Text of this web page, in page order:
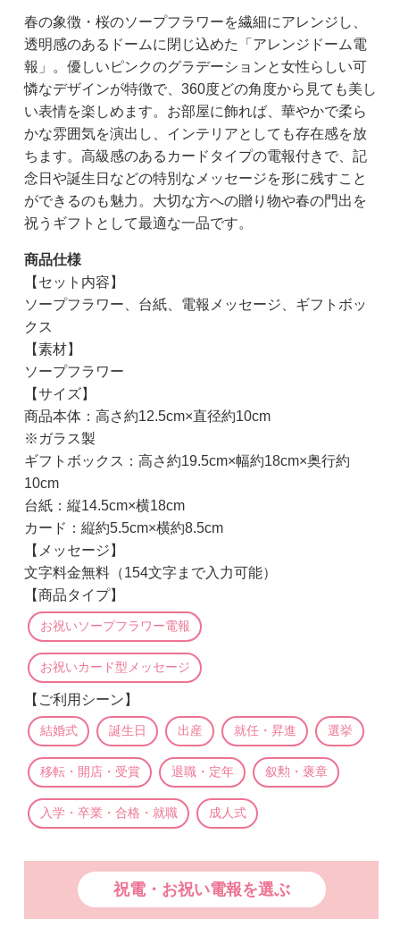
春の象徴・桜のソープフラワーを繊細にアレンジし、
透明感のあるドームに閉じ込めた「アレンジドーム電
報」。優しいピンクのグラデーションと女性らしい可
憐なデザインが特徴で、360度どの角度から見ても美し
い表情を楽しめます。お部屋に飾れば、華やかで柔ら
かな雰囲気を演出し、インテリアとしても存在感を放
ちます。高級感のあるカードタイプの電報付きで、記
念日や誕生日などの特別なメッセージを形に残すこと
ができるのも魅力。大切な方への贈り物や春の門出を
祝うギフトとして最適な一品です。
商品仕様
【セット内容】
ソープフラワー、台紙、電報メッセージ、ギフトボッ
クス
【素材】
ソープフラワー
【サイズ】
商品本体：高さ約12.5cm×直径約10cm
※ガラス製
ギフトボックス：高さ約19.5cm×幅約18cm×奥行約
10cm
台紙：縦14.5cm×横18cm
カード：縦約5.5cm×横約8.5cm
【メッセージ】
文字料金無料（154文字まで入力可能）
【商品タイプ】
お祝いソープフラワー電報
お祝いカード型メッセージ
【ご利用シーン】
結婚式 誕生日 出産 就任・昇進 選挙
移転・開店・受賞 退職・定年 叙勲・褒章
入学・卒業・合格・就職 成人式
祝電・お祝い電報を選ぶ